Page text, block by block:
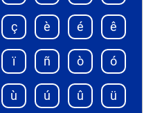
ç è é ê
ï ñ ò ó
ù ú û ü